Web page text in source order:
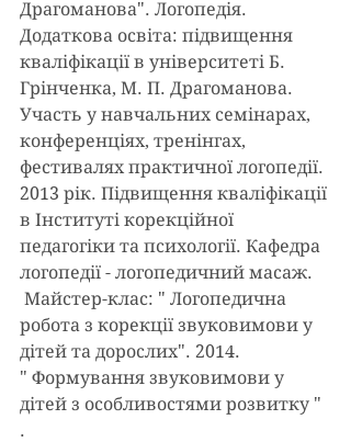
Драгоманова". Логопедія.
Додаткова освіта: підвищення
кваліфікації в університеті Б.
Грінченка, М. П. Драгоманова.
Участь у навчальних семінарах,
конференціях, тренінгах,
фестивалях практичної логопедії.
2013 рік. Підвищення кваліфікації
в Інституті корекційної
педагогіки та психології. Кафедра
логопедії - логопедичний масаж.
робота з корекції звуковимови у
дітей та дорослих". 2014.
" Формування звуковимови у
дітей з особливостями розвитку "
.